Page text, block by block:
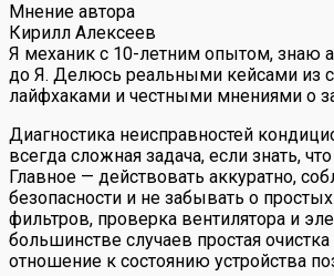
Мнение автора
Кирилл Алексеев
Я механик с 10-летним опытом, знаю
до Я. Делюсь реальными кейсами из
лайфхаками и честными мнениями о
Диагностика неисправностей
всегда сложная задача, если знать,
Главное — действовать аккуратно,
безопасности и не забывать о
фильтров, проверка вентилятора и
большинстве случаев простая
отношение к состоянию устройства